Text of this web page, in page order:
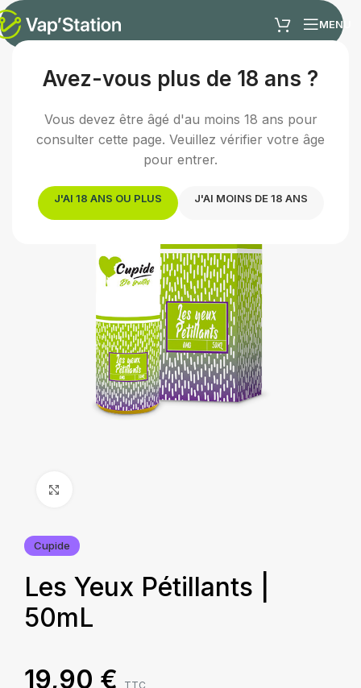
Avez-vous plus de 18 ans ?
Vous devez être âgé d'au moins 18 ans pour
consulter cette page. Veuillez vérifier votre âge
pour entrer.
J'AI 18 ANS OU PLUS J'AI MOINS DE 18 ANS
MENU
Accueil /E-liquides/E-liquide fruité
Cupide
Les Yeux Pétillants |
50mL
19,90 € TTC